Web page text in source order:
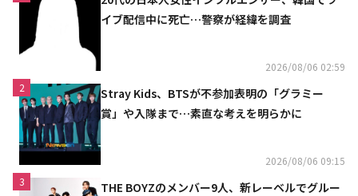
イブ配信中に死亡…警察が経緯を調査
2026/08/06 02:59
2
Stray Kids、BTSが不参加表明の「グラミー
賞」や入隊まで…素直な考えを明らかに
2026/08/06 09:15
3
THE BOYZのメンバー9人、新レーベルでグルー